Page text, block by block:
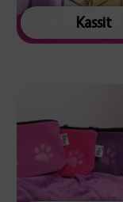
Kassit